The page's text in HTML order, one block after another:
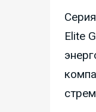
Elite